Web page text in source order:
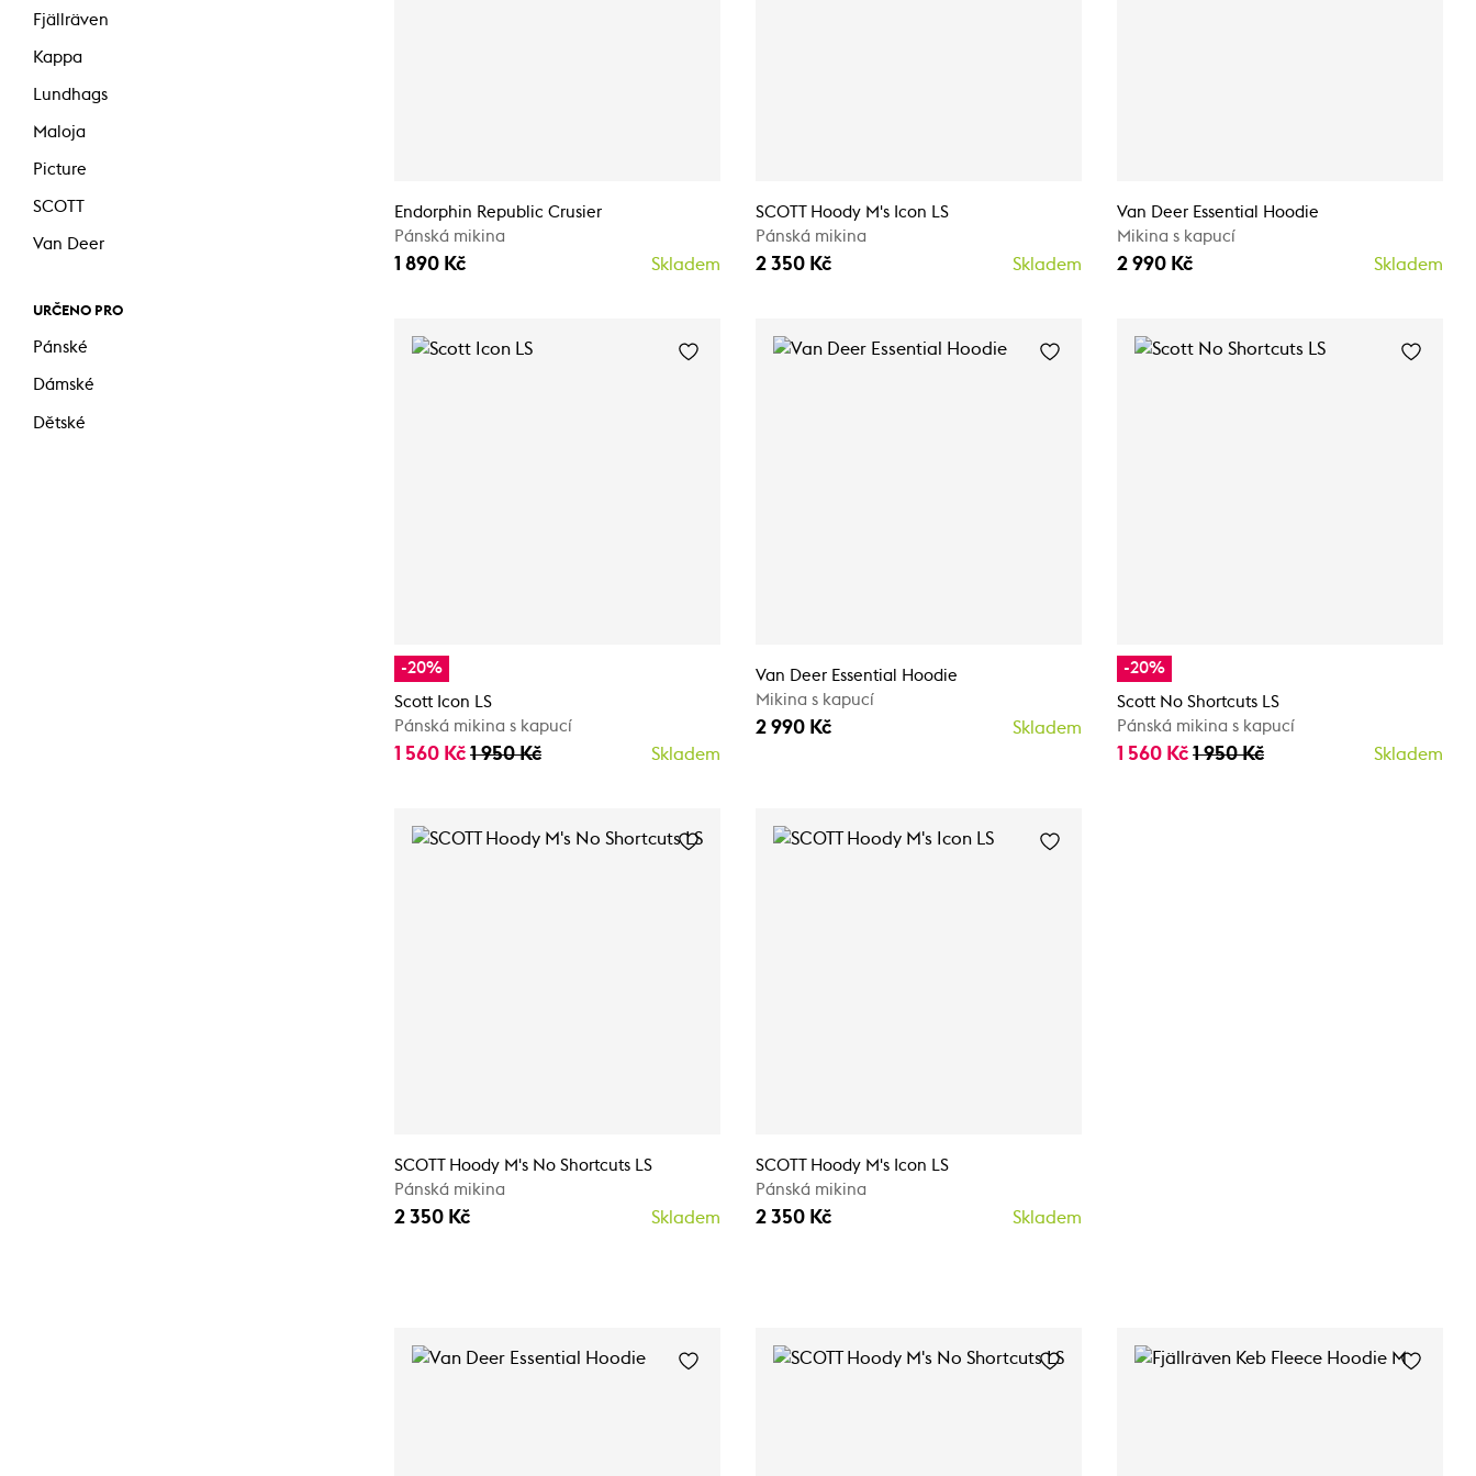
Fjällräven
Kappa
Lundhags
Maloja
Picture
SCOTT
Van Deer
URČENO PRO
Pánské
Dámské
Dětské
Endorphin Republic Crusier
Pánská mikina
1 890 Kč Skladem
SCOTT Hoody M's Icon LS
Pánská mikina
2 350 Kč Skladem
Van Deer Essential Hoodie
Mikina s kapucí
2 990 Kč Skladem
-20%
Scott Icon LS
Pánská mikina s kapucí
1 560 Kč 1 950 Kč Skladem
Van Deer Essential Hoodie
Mikina s kapucí
2 990 Kč Skladem
-20%
Scott No Shortcuts LS
Pánská mikina s kapucí
1 560 Kč 1 950 Kč Skladem
SCOTT Hoody M's No Shortcuts LS
Pánská mikina
2 350 Kč Skladem
SCOTT Hoody M's Icon LS
Pánská mikina
2 350 Kč Skladem